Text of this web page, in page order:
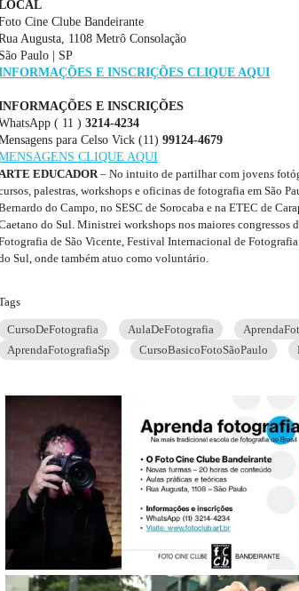
Cine Clube Bandeirante
Augusta, 1108 Metrô Consolação
São Paulo | SP
E INSCRIÇÕES CLIQUE AQUI
E INSCRIÇÕES
( 11 ) 3214-4234
para Celso Vick (11) 99124-4679
CLIQUE AQUI
EDUCADOR– No intuito de partilhar com jovens
palestras, workshops e oficinas de fotografia em São
do Campo, no SESC de Sorocaba e na ETEC de
do Sul. Ministrei workshops nos maiores
de São Vicente, Festival Internacional de
Sul, onde também atuo como voluntário.
CursoDeFotografia AulaDeFotografia
AprendaFotografiaSp
CursoBasicoFotoSãoPaulo